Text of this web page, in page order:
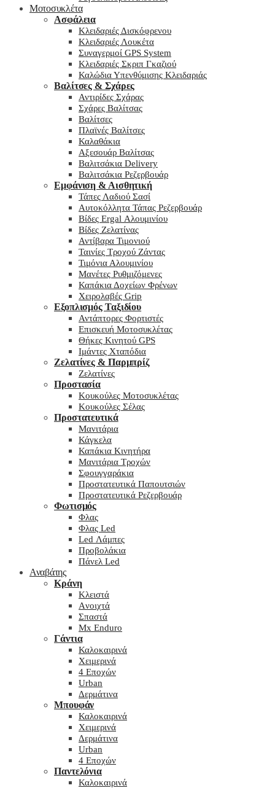
Μοτοσυκλέτα
Ασφάλεια
Κλειδαριές Δισκόφρενου
Κλειδαριές Λουκέτα
Συναγερμοί GPS System
Κλειδαριές Σκριπ Γκαζιού
Καλώδια Υπενθύμισης Κλειδαριάς
Βαλίτσες & Σχάρες
Αντιρίδες Σχάρας
Σχάρες Βαλίτσας
Βαλίτσες
Πλαϊνές Βαλίτσες
Καλαθάκια
Αξεσουάρ Βαλίτσας
Βαλιτσάκια Delivery
Βαλιτσάκια Ρεζερβουάρ
Εμφάνιση & Αισθητική
Τάπες Λαδιού Σασί
Αυτοκόλλητα Τάπας Ρεζερβουάρ
Βίδες Ergal Αλουμινίου
Βίδες Ζελατίνας
Αντίβαρα Τιμονιού
Ταινίες Τροχού Ζάντας
Τιμόνια Αλουμινίου
Μανέτες Ρυθμιζόμενες
Καπάκια Δοχείων Φρένων
Χειρολαβές Grip
Εξοπλισμός Ταξιδίου
Αντάπτορες Φορτιστές
Επισκευή Μοτοσυκλέτας
Θήκες Κινητού GPS
Ιμάντες Χταπόδια
Ζελατίνες & Παρμπρίζ
Ζελατίνες
Προστασία
Κουκούλες Μοτοσυκλέτας
Κουκούλες Σέλας
Προστατευτικά
Μανιτάρια
Κάγκελα
Καπάκια Κινητήρα
Μανιτάρια Τροχών
Σφουγγαράκια
Προστατευτικά Παπουτσιών
Προστατευτικά Ρεζερβουάρ
Φωτισμός
Φλας
Φλας Led
Led Λάμπες
Προβολάκια
Πάνελ Led
Αναβάτης
Κράνη
Kλειστά
Aνοιχτά
Σπαστά
Mx Enduro
Γάντια
Καλοκαιρινά
Χειμερινά
4 Εποχών
Urban
Δερμάτινα
Μπουφάν
Καλοκαιρινά
Χειμερινά
Δερμάτινα
Urban
4 Εποχών
Παντελόνια
Καλοκαιρινά